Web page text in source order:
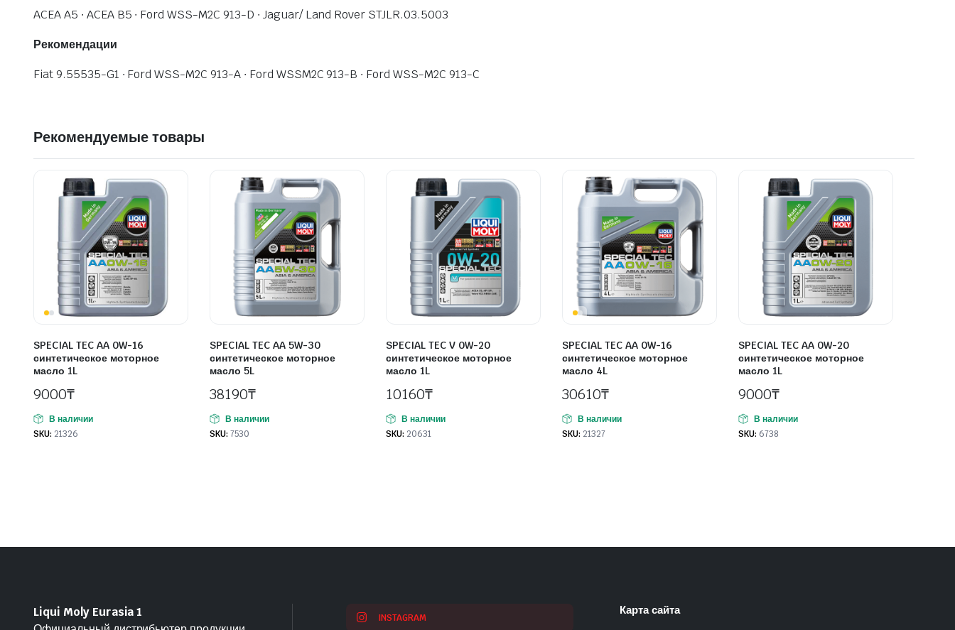
ACEA A5 ∙ ACEA B5 ∙ Ford WSS-M2C 913-D ∙ Jaguar/ Land Rover STJLR.03.5003
Рекомендации
Fiat 9.55535-G1 ∙ Ford WSS-M2C 913-A ∙ Ford WSSM2C 913-B ∙ Ford WSS-M2C 913-C
Рекомендуемые товары
SPECIAL TEC AA 0W-16
синтетическое моторное
масло 1L
9000₸
В наличии
SKU: 21326
SPECIAL TEC AA 5W-30
синтетическое моторное
масло 5L
38190₸
В наличии
SKU: 7530
SPECIAL TEC V 0W-20
синтетическое моторное
масло 1L
10160₸
В наличии
SKU: 20631
SPECIAL TEC AA 0W-16
синтетическое моторное
масло 4L
30610₸
В наличии
SKU: 21327
SPECIAL TEC AA 0W-20
синтетическое моторное
масло 1L
9000₸
В наличии
SKU: 6738
Liqui Moly Eurasia 1
INSTAGRAM
Карта сайта